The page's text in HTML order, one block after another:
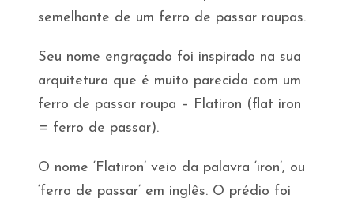
semelhante de um ferro de passar roupas.
Seu nome engraçado foi inspirado na sua
arquitetura que é muito parecida com um
ferro de passar roupa – Flatiron (flat iron
= ferro de passar).
O nome ‘Flatiron’ veio da palavra ‘iron’, ou
‘ferro de passar’ em inglês. O prédio foi